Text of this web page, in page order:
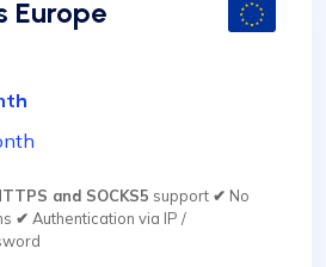
Europe
and SOCKS5 support ✔ No
✔ Authentication via IP /